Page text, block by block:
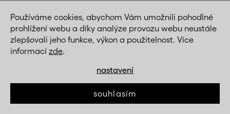
Používáme cookies, abychom Vám umožnili pohodlné
prohlížení webu a díky analýze provozu webu neustále
zlepšovali jeho funkce, výkon a použitelnost. Více
informací zde.
nastavení
souhlasím